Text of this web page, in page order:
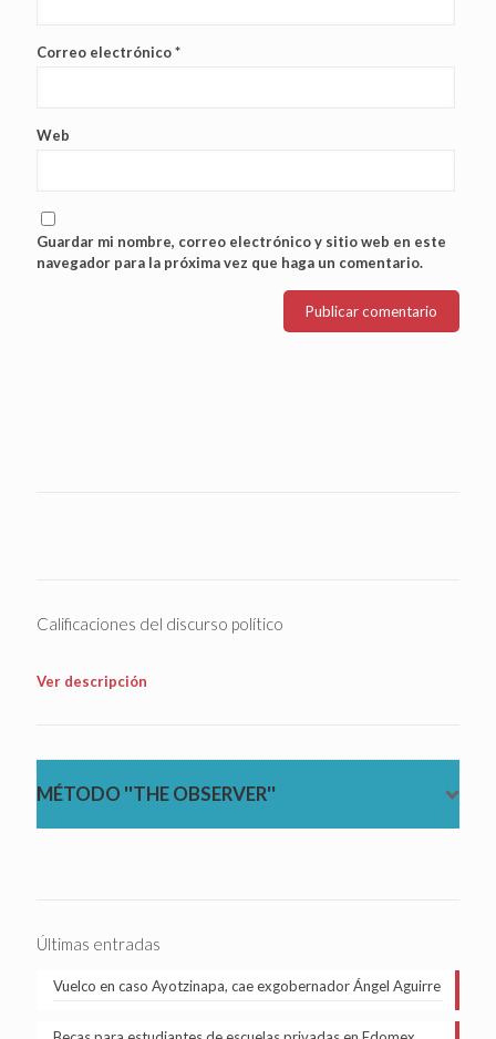
Correo electrónico*
Web
Guardar mi nombre, correo electrónico y sitio web en este
navegador para la próxima vez que haga un comentario.
Calificaciones del discurso político
Ver descripción
MÉTODO ''THE OBSERVER''
Últimas entradas
Vuelco en caso Ayotzinapa, cae exgobernador Ángel Aguirre